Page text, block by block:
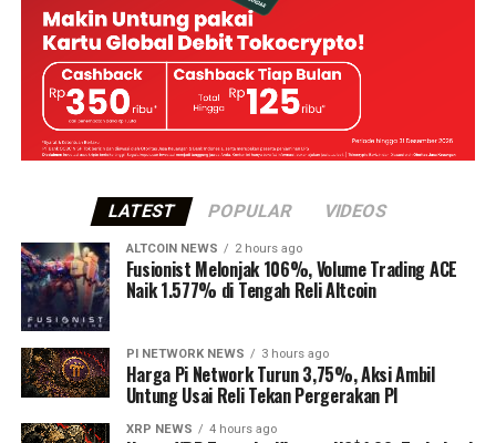
LATEST POPULAR VIDEOS
ALTCOIN NEWS 2 hours ago
Fusionist Melonjak 106%, Volume Trading ACE
Naik 1.577% di Tengah Reli Altcoin
PI NETWORK NEWS 3 hours ago
Harga Pi Network Turun 3,75%, Aksi Ambil
Untung Usai Reli Tekan Pergerakan PI
XRP NEWS 4 hours ago